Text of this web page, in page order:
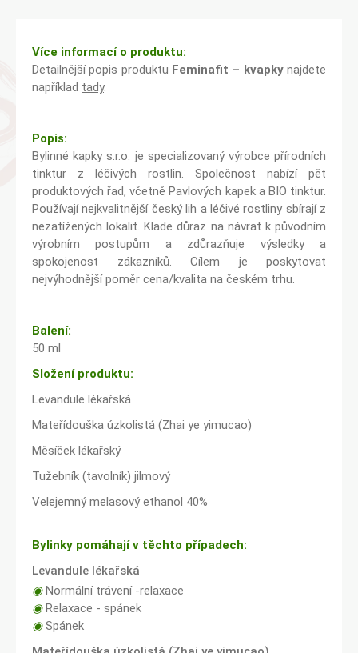
Více informací o produktu:
Detailnější popis produktu Feminafit – kvapkynajdete
například tady.
Popis:
Bylinné kapky s.r.o. je specializovaný výrobce přírodních
tinktur z léčivých rostlin. Společnost nabízí pět
produktových řad, včetně Pavlových kapek a BIO tinktur.
Používají nejkvalitnější český lih a léčivé rostliny sbírají z
nezatížených lokalit. Klade důraz na návrat k původním
výrobním postupům a zdůrazňuje výsledky a
spokojenost zákazníků. Cílem je poskytovat
nejvýhodnější poměr cena/kvalita na českém trhu.
Balení:
50 ml
Složení produktu:
Levandule lékařská
Mateřídouška úzkolistá (Zhai ye yimucao)
Měsíček lékařský
Tužebník (tavolník) jilmový
Velejemný melasový ethanol 40%
Bylinky pomáhají v těchto případech:
Levandule lékařská
◉Normální trávení -relaxace
◉Relaxace - spánek
◉Spánek